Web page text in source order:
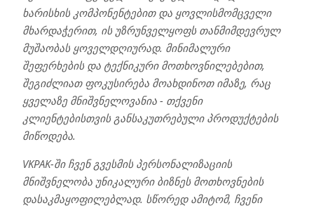
ხარისხის კომპონენტებით და ყოვლისმომცველი
მხარდაჭერით, ის უზრუნველყოფს თანმიმდევრულ
მუშაობას ყოველდღიურად. მინიმალური
შეფერხების და ტექნიკური მოთხოვნილებებით,
შეგიძლიათ ფოკუსირება მოახდინოთ იმაზე, რაც
ყველაზე მნიშვნელოვანია - თქვენი
კლიენტებისთვის განსაკუთრებული პროდუქტების
მიწოდება.
VKPAK-ში ჩვენ გვესმის პერსონალიზაციის
მნიშვნელობა უნიკალური ბიზნეს მოთხოვნების
დასაკმაყოფილებლად. სწორედ ამიტომ, ჩვენი